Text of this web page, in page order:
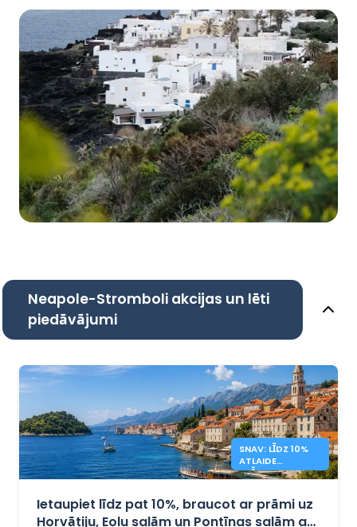
Neapole-Stromboli akcijas un lēti
piedāvājumi
SNAV: LĪDZ 10%
ATLAIDE
PRĀMJIEM UZ
Ietaupiet līdz pat 10%, braucot ar prāmi uz
Horvātiju, Eolu salām un Pontīnas salām ar